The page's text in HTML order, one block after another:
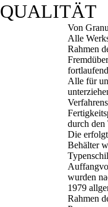
QUALITÄT
Von
Alle
Rahmen
Alle für
durch
Die
Behälter
wurden
1979
Rahmen